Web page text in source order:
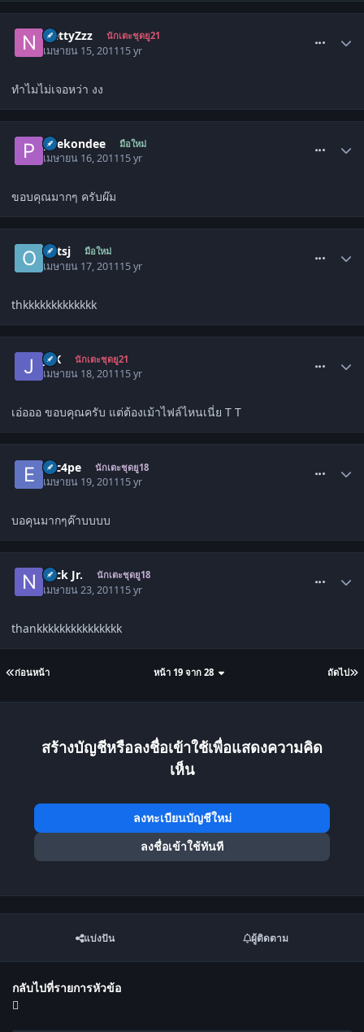
NettyZzz นักเตะชุดยู21
เมษายน 15, 201115 yr
ทำไมไม่เจอหว่า งง
paekondee มือใหม่
เมษายน 16, 201115 yr
ขอบคุณมากๆ ครับผ๊ม
oatsj มือใหม่
เมษายน 17, 201115 yr
thkkkkkkkkkkkkk
JZK นักเตะชุดยู21
เมษายน 18, 201115 yr
เอ่อออ ขอบคุณครับ แต่ต้องเม้าไฟล์ไหนเนี่ย T T
esc4pe นักเตะชุดยู18
เมษายน 19, 201115 yr
บอคุนมากๆค๊าบบบบ
Nick Jr. นักเตะชุดยู18
เมษายน 23, 201115 yr
thankkkkkkkkkkkkkkk
ก่อนหน้า ถัดไป
หน้า 19 จาก 28
สร้างบัญชีหรือลงชื่อเข้าใช้เพื่อแสดงความคิด
เห็น
ลงทะเบียนบัญชีใหม่
ลงชื่อเข้าใช้ทันที
แบ่งปัน ผู้ติดตาม
กลับไปที่รายการหัวข้อ